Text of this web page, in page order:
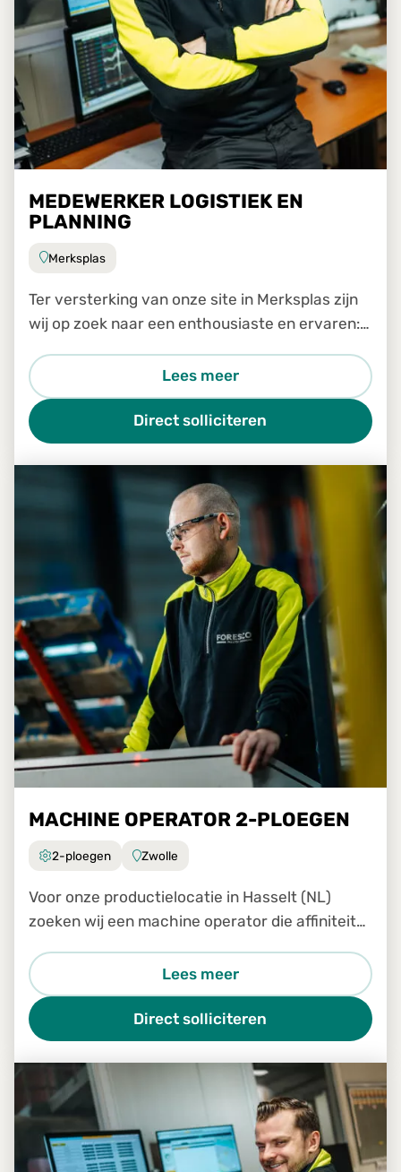
MEDEWERKER LOGISTIEK EN
PLANNING
Merksplas
Ter versterking van onze site in Merksplas zijn
wij op zoek naar een enthousiaste en ervaren:
Lees meer
Direct solliciteren
MACHINE OPERATOR 2-PLOEGEN
2-ploegen Zwolle
Voor onze productielocatie in Hasselt (NL)
zoeken wij een machine operator die affiniteit
inzicht.
Lees meer
Direct solliciteren